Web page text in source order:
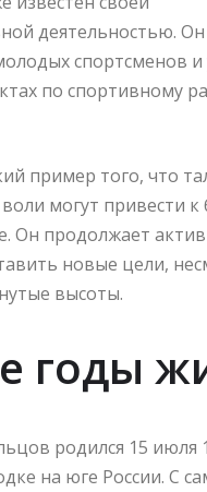
деятельностью.
спортсменов и
по спортивному
пример того, что
воли могут привести
Он продолжает
новые цели,
высоты.
годы
родился 15 июля
на юге России. С